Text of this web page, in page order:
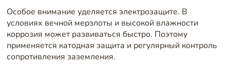
Особое внимание уделяется электрозащите. В
условиях вечной мерзлоты и высокой влажности
коррозия может развиваться быстро. Поэтому
применяется катодная защита и регулярный контроль
сопротивления заземления.